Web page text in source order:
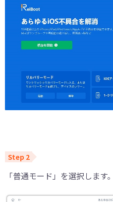
「普通モード」を選択します。